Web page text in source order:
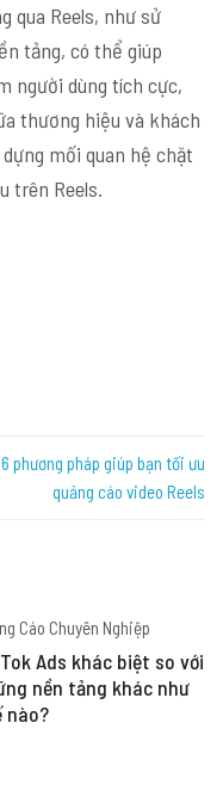
qua Reels, như sử
tảng, có thể giúp
người dùng tích cực,
thương hiệu và khách
mối quan hệ chặt
trên Reels.
6 phương pháp giúp bạn tối ưu
quảng cáo video Reels
Cáo Chuyên Nghiệp
Ads khác biệt so với
nền tảng khác như
nào?